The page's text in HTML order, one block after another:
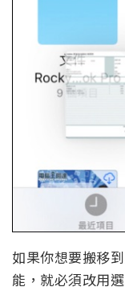
如果你想要搬移
能，就必須改用